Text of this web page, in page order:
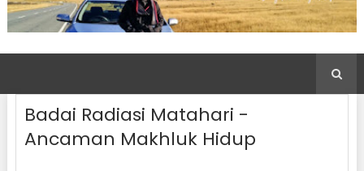
Badai Radiasi Matahari -
Ancaman Makhluk Hidup